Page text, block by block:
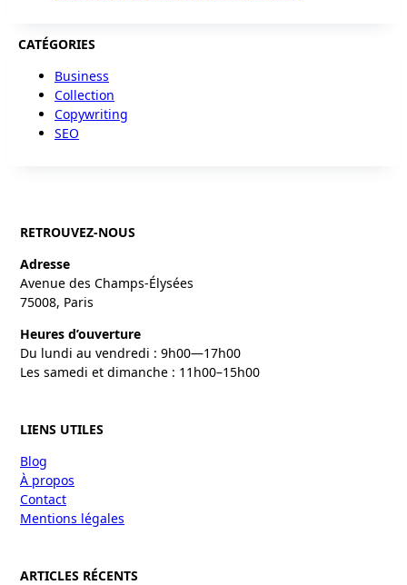
CATÉGORIES
Business
Collection
Copywriting
SEO
RETROUVEZ-NOUS
Adresse
Avenue des Champs-Élysées
75008, Paris
Heures d’ouverture
Du lundi au vendredi : 9h00—17h00
Les samedi et dimanche : 11h00–15h00
LIENS UTILES
Blog
À propos
Contact
Mentions légales
ARTICLES RÉCENTS